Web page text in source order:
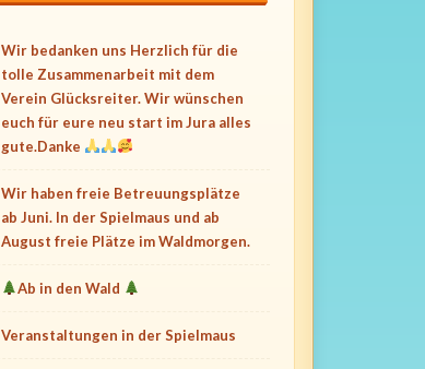
Wir bedanken uns Herzlich für die
tolle Zusammenarbeit mit dem
Verein Glücksreiter. Wir wünschen
euch für eure neu start im Jura alles
gute.Danke
Wir haben freie Betreuungsplätze
ab Juni. In der Spielmaus und ab
August freie Plätze im Waldmorgen.
Ab in den Wald
Veranstaltungen in der Spielmaus